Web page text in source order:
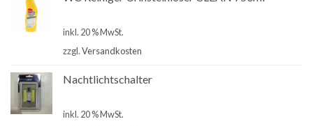
inkl. 20 % MwSt.
zzgl.Versandkosten
Nachtlichtschalter
inkl. 20 % MwSt.